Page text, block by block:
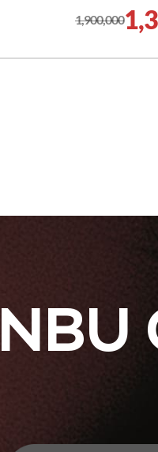
1,900,000